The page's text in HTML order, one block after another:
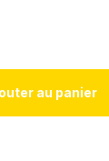
pour Xiaomi
au panier